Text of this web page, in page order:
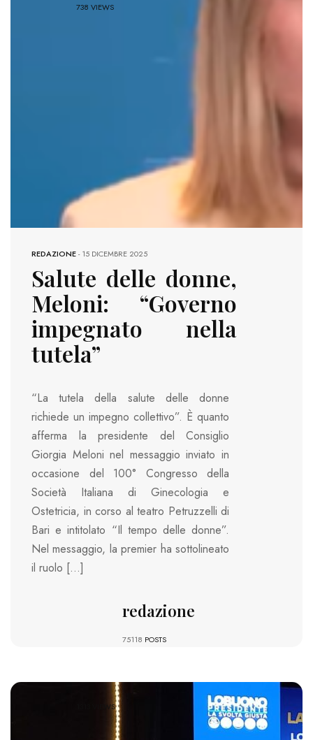
738 VIEWS
REDAZIONE-15 DICEMBRE 2025
Salute delle donne,
Meloni: “Governo
impegnato nella
tutela”
“La tutela della salute delle donne
richiede un impegno collettivo”. È quanto
afferma la presidente del Consiglio
Giorgia Meloni nel messaggio inviato in
occasione del 100° Congresso della
Società Italiana di Ginecologia e
Ostetricia, in corso al teatro Petruzzelli di
Bari e intitolato “Il tempo delle donne”.
Nel messaggio, la premier ha sottolineato
il ruolo […]
redazione
75118 POSTS
1313 VIEWS